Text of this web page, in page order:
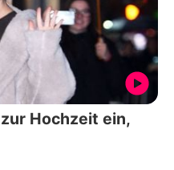
Hochzeit ein,